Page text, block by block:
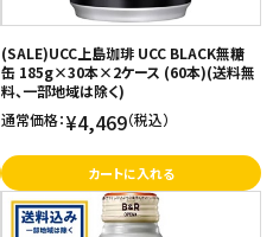
(SALE)UCC上島珈琲 UCC BLACK無糖
缶 185g×30本×2ケース (60本)(送料無
料、一部地域は除く)
通常価格：¥4,469（税込）
カートに入れる